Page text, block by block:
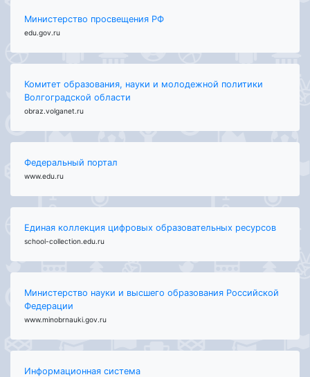
Министерство просвещения РФ
edu.gov.ru
Комитет образования, науки и молодежной политики
Волгоградской области
obraz.volganet.ru
Федеральный портал
www.edu.ru
Единая коллекция цифровых образовательных ресурсов
school-collection.edu.ru
Министерство науки и высшего образования Российской
Федерации
www.minobrnauki.gov.ru
Информационная система